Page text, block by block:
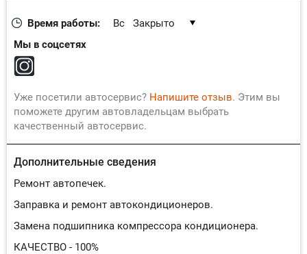
Время работы: Вс
Закрыто
Чт
11:00-18:00
Пт
11:00-18:00
Сб
11:00-18:00
Мы в соцсетях
Уже посетили автосервис? Напишите отзыв. Этим вы
поможете другим автовладельцам выбрать
качественный автосервис.
Дополнительные сведения
Ремонт автопечек.
Заправка и ремонт автокондиционеров.
Замена подшипника компрессора кондиционера.
КАЧЕСТВО - 100%